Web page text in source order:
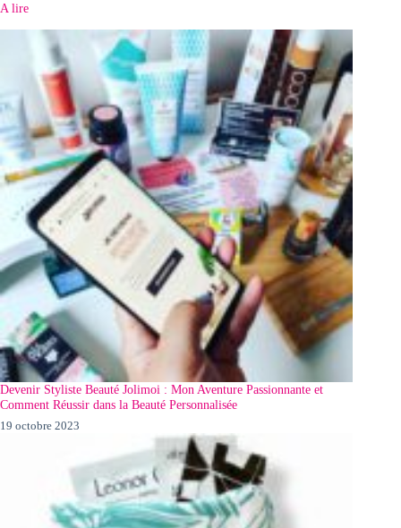
A lire
Devenir Styliste Beauté Jolimoi : Mon Aventure Passionnante et
Comment Réussir dans la Beauté Personnalisée
19 octobre 2023